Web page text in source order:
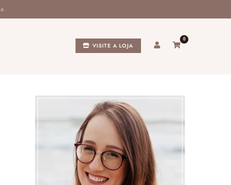
VISITE A LOJA
0